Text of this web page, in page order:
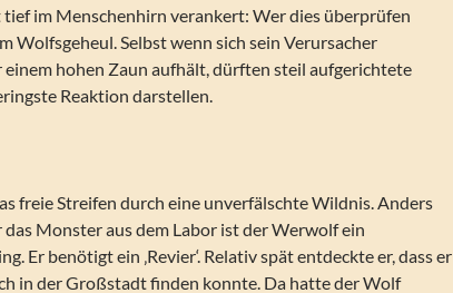
im Menschenhirn verankert: Wer dies überprüfen
Wolfsgeheul. Selbst wenn sich sein Verursacher
hohen Zaun aufhält, dürften steil aufgerichtete
Reaktion darstellen.
freie Streifen durch eine unverfälschte Wildnis. Anders
das Monster aus dem Labor ist der Werwolf ein
Er benötigt ein ‚Revier‘. Relativ spät entdeckte er, dass er
in der Großstadt finden konnte. Da hatte der Wolf